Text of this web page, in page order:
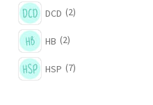
DCD (2)
HB (2)
HSP (7)